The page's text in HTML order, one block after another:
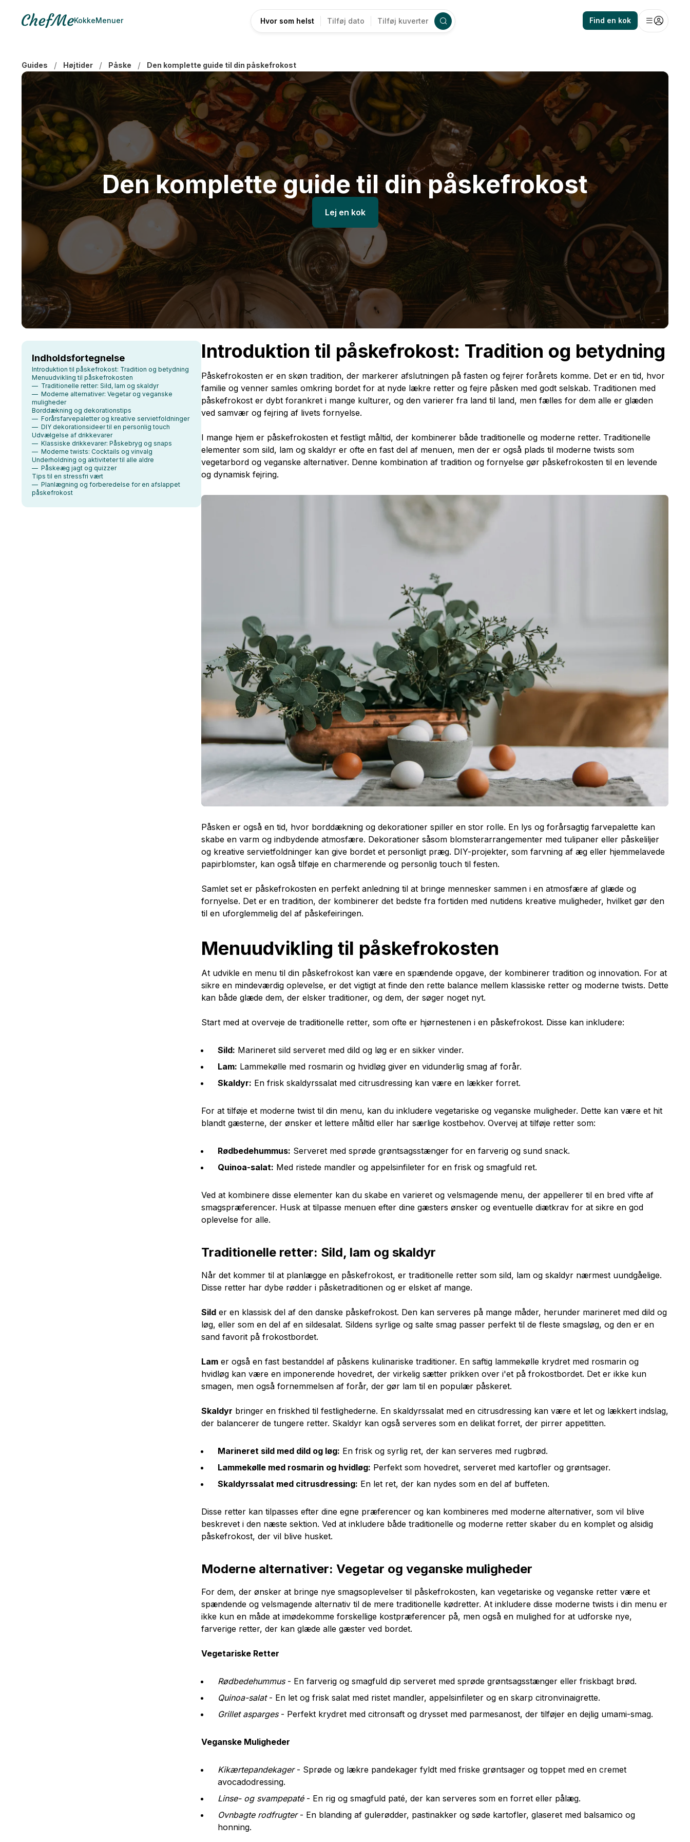
KokkeMenuer Hvor som helst Tilføj dato Tilføj kuverter Find en kok
Guides / Højtider / Påske / Den komplette guide til din påskefrokost
Den komplette guide til din påskefrokost
Lej en kok
Indholdsfortegnelse
Introduktion til påskefrokost: Tradition og betydning
Menuudvikling til påskefrokosten
— Traditionelle retter: Sild, lam og skaldyr
— Moderne alternativer: Vegetar og veganske
muligheder
Borddækning og dekorationstips
— Forårsfarvepaletter og kreative servietfoldninger
— DIY dekorationsideer til en personlig touch
Udvælgelse af drikkevarer
— Klassiske drikkevarer: Påskebryg og snaps
— Moderne twists: Cocktails og vinvalg
Underholdning og aktiviteter til alle aldre
— Påskeæg jagt og quizzer
Tips til en stressfri vært
— Planlægning og forberedelse for en afslappet
påskefrokost
Introduktion til påskefrokost: Tradition og betydning
Påskefrokosten er en skøn tradition, der markerer afslutningen på fasten og fejrer forårets komme. Det er en tid, hvor
familie og venner samles omkring bordet for at nyde lækre retter og fejre påsken med godt selskab. Traditionen med
påskefrokost er dybt forankret i mange kulturer, og den varierer fra land til land, men fælles for dem alle er glæden
ved samvær og fejring af livets fornyelse.
I mange hjem er påskefrokosten et festligt måltid, der kombinerer både traditionelle og moderne retter. Traditionelle
elementer som sild, lam og skaldyr er ofte en fast del af menuen, men der er også plads til moderne twists som
vegetarbord og veganske alternativer. Denne kombination af tradition og fornyelse gør påskefrokosten til en levende
og dynamisk fejring.
Påsken er også en tid, hvor borddækning og dekorationer spiller en stor rolle. En lys og forårsagtig farvepalette kan
skabe en varm og indbydende atmosfære. Dekorationer såsom blomsterarrangementer med tulipaner eller påskeliljer
og kreative servietfoldninger kan give bordet et personligt præg. DIY-projekter, som farvning af æg eller hjemmelavede
papirblomster, kan også tilføje en charmerende og personlig touch til festen.
Samlet set er påskefrokosten en perfekt anledning til at bringe mennesker sammen i en atmosfære af glæde og
fornyelse. Det er en tradition, der kombinerer det bedste fra fortiden med nutidens kreative muligheder, hvilket gør den
til en uforglemmelig del af påskefeiringen.
Menuudvikling til påskefrokosten
At udvikle en menu til din påskefrokost kan være en spændende opgave, der kombinerer tradition og innovation. For at
sikre en mindeværdig oplevelse, er det vigtigt at finde den rette balance mellem klassiske retter og moderne twists. Dette
kan både glæde dem, der elsker traditioner, og dem, der søger noget nyt.
Start med at overveje de traditionelle retter, som ofte er hjørnestenen i en påskefrokost. Disse kan inkludere:
Sild: Marineret sild serveret med dild og løg er en sikker vinder.
Lam: Lammekølle med rosmarin og hvidløg giver en vidunderlig smag af forår.
Skaldyr: En frisk skaldyrssalat med citrusdressing kan være en lækker forret.
For at tilføje et moderne twist til din menu, kan du inkludere vegetariske og veganske muligheder. Dette kan være et hit
blandt gæsterne, der ønsker et lettere måltid eller har særlige kostbehov. Overvej at tilføje retter som:
Rødbedehummus: Serveret med sprøde grøntsagsstænger for en farverig og sund snack.
Quinoa-salat: Med ristede mandler og appelsinfileter for en frisk og smagfuld ret.
Ved at kombinere disse elementer kan du skabe en varieret og velsmagende menu, der appellerer til en bred vifte af
smagspræferencer. Husk at tilpasse menuen efter dine gæsters ønsker og eventuelle diætkrav for at sikre en god
oplevelse for alle.
Traditionelle retter: Sild, lam og skaldyr
Når det kommer til at planlægge en påskefrokost, er traditionelle retter som sild, lam og skaldyr nærmest uundgåelige.
Disse retter har dybe rødder i påsketraditionen og er elsket af mange.
Sild er en klassisk del af den danske påskefrokost. Den kan serveres på mange måder, herunder marineret med dild og
løg, eller som en del af en sildesalat. Sildens syrlige og salte smag passer perfekt til de fleste smagsløg, og den er en
sand favorit på frokostbordet.
Lam er også en fast bestanddel af påskens kulinariske traditioner. En saftig lammekølle krydret med rosmarin og
hvidløg kan være en imponerende hovedret, der virkelig sætter prikken over i'et på frokostbordet. Det er ikke kun
smagen, men også fornemmelsen af forår, der gør lam til en populær påskeret.
Skaldyr bringer en friskhed til festlighederne. En skaldyrssalat med en citrusdressing kan være et let og lækkert indslag,
der balancerer de tungere retter. Skaldyr kan også serveres som en delikat forret, der pirrer appetitten.
Marineret sild med dild og løg: En frisk og syrlig ret, der kan serveres med rugbrød.
Lammekølle med rosmarin og hvidløg: Perfekt som hovedret, serveret med kartofler og grøntsager.
Skaldyrssalat med citrusdressing: En let ret, der kan nydes som en del af buffeten.
Disse retter kan tilpasses efter dine egne præferencer og kan kombineres med moderne alternativer, som vil blive
beskrevet i den næste sektion. Ved at inkludere både traditionelle og moderne retter skaber du en komplet og alsidig
påskefrokost, der vil blive husket.
Moderne alternativer: Vegetar og veganske muligheder
For dem, der ønsker at bringe nye smagsoplevelser til påskefrokosten, kan vegetariske og veganske retter være et
spændende og velsmagende alternativ til de mere traditionelle kødretter. At inkludere disse moderne twists i din menu er
ikke kun en måde at imødekomme forskellige kostpræferencer på, men også en mulighed for at udforske nye,
farverige retter, der kan glæde alle gæster ved bordet.
Vegetariske Retter
Rødbedehummus- En farverig og smagfuld dip serveret med sprøde grøntsagsstænger eller friskbagt brød.
Quinoa-salat- En let og frisk salat med ristet mandler, appelsinfileter og en skarp citronvinaigrette.
Grillet asparges- Perfekt krydret med citronsaft og drysset med parmesanost, der tilføjer en dejlig umami-smag.
Veganske Muligheder
Kikærtepandekager- Sprøde og lækre pandekager fyldt med friske grøntsager og toppet med en cremet
avocadodressing.
Linse- og svampepaté- En rig og smagfuld paté, der kan serveres som en forret eller pålæg.
Ovnbagte rodfrugter- En blanding af gulerødder, pastinakker og søde kartofler, glaseret med balsamico og
honning.